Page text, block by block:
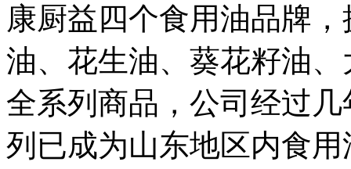
康厨益四个食用油品牌
油、花生油、葵花籽油
全系列商品，公司经过
列已成为山东地区内食